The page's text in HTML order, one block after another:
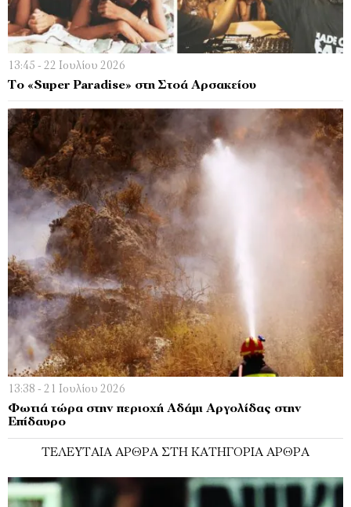
13:45 - 22 Ιουλίου 2026
Το «Super Paradise» στη Στοά Αρσακείου
13:38 - 21 Ιουλίου 2026
Φωτιά τώρα στην περιοχή Αδάμι Αργολίδας στην
Επίδαυρο
ΤΕΛΕΥΤΑΊΑ ΆΡΘΡΑ ΣΤΗ ΚΑΤΗΓΟΡΊΑ ΆΡΘΡΑ